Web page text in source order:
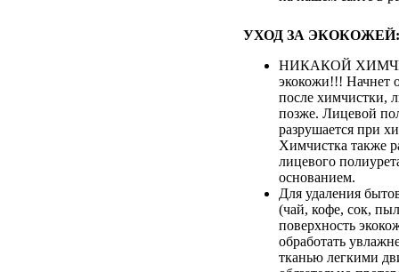
УХОД ЗА ЭКОКОЖЕЙ:
НИКАКОЙ
экокожи!!! Начнет
после химчистки,
позже. Лицевой
разрушается при
Химчистка также
лицевого
основанием.
Для удаления
(чай, кофе, сок,
поверхность
обработать
тканью легкими